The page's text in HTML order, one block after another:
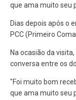
que ama muito seu
Dias depois após o
PCC (Primeiro
Na ocasião da
conversa entre os
"Foi muito bom
que ama muito seu